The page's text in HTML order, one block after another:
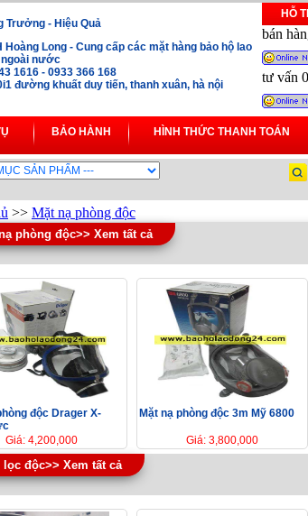
Trưởng - Hiệu Quả
Hoàng Long - Cung cấp các mặt hàng bảo hộ lao
nước
1616 - 0933 366 168
đường khuất duy tiến, thanh xuân, hà nội
HỖ
bán
tư vấn
BẢO HÀNH HÌNH THỨC THANH TOÁN
>> Mặt nạ phòng độc
phòng độc>> Xem tất cả
độc Drager X-
Giá: 4,200,000
Mặt nạ phòng độc 3m Mỹ 6800
Giá: 3,800,000
lọc độc>> Xem tất cả